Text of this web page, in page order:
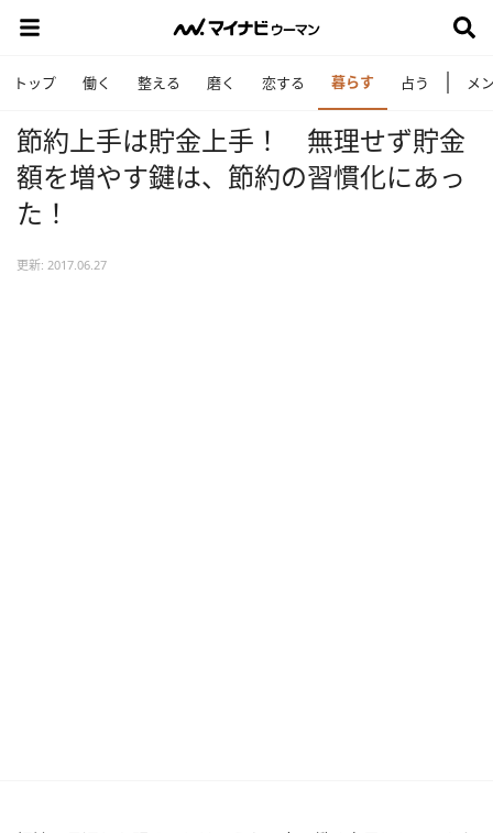
トップ 働く 整える 磨く 恋する 暮らす 占う メ
節約上手は貯金上手！ 無理せず貯金
額を増やす鍵は、節約の習慣化にあっ
た！
更新: 2017.06.27